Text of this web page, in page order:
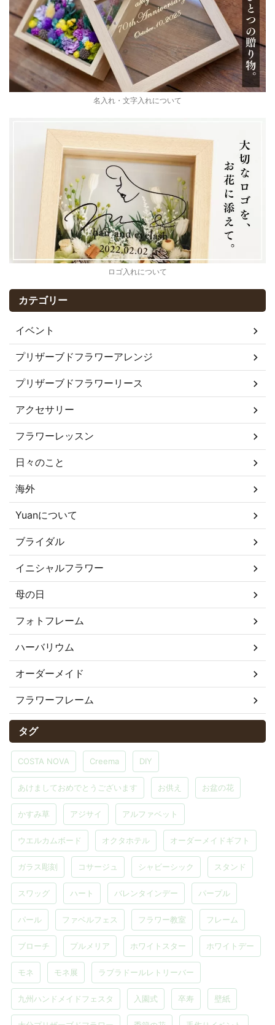
名入れ・文字入れについて
ロゴ入れについて
カテゴリー
イベント
プリザーブドフラワーアレンジ
プリザーブドフラワーリース
アクセサリー
フラワーレッスン
日々のこと
海外
Yuanについて
ブライダル
イニシャルフラワー
母の日
フォトフレーム
ハーバリウム
オーダーメイド
フラワーフレーム
タグ
COSTA NOVA Creema DIY
あけましておめでとうございます お供え お盆の花
かすみ草 アジサイ アルファベット
ウエルカムボード オクタホテル オーダーメイドギフト
ガラス彫刻 コサージュ シャビーシック スタンド
スワッグ ハート バレンタインデー パープル
パール ファベルフェス フラワー教室 フレーム
ブローチ プルメリア ホワイトスター ホワイトデー
モネ モネ展 ラブラドールレトリーバー
九州ハンドメイドフェスタ 入園式 卒寿 壁紙